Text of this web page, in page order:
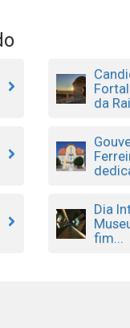
da
Dia
fim...